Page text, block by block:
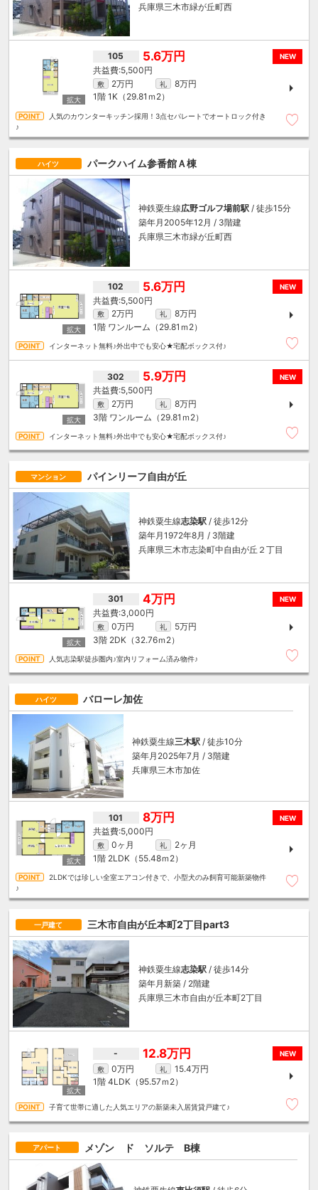
兵庫県三木市緑が丘町西
NEW
105 5.6万円
5,500円
敷 2万円 礼
8万円
1階 1K（29.81ｍ 2）
人気のカウンターキッチン採用！3点セパレートでオートロック付き
♪
ハイツ パークハイム参番館Ａ棟
神鉄粟生線広野ゴルフ場前駅 / 徒歩15分
築年月2005年12月 / 3階建
兵庫県三木市緑が丘町西
NEW
102 5.6万円
5,500円
敷 2万円 礼
8万円
1階 ワンルーム（29.81ｍ 2）
インターネット無料♪外出中でも安心★宅配ボックス付♪
NEW
302 5.9万円
5,500円
敷 2万円 礼
8万円
3階 ワンルーム（29.81ｍ 2）
インターネット無料♪外出中でも安心★宅配ボックス付♪
マンション パインリーフ自由が丘
神鉄粟生線志染駅 / 徒歩12分
築年月1972年8月 / 3階建
兵庫県三木市志染町中自由が丘２丁目
NEW
301 4万円
3,000円
敷 0万円 礼
5万円
3階 2DK（32.76ｍ 2）
人気志染駅徒歩圏内♪室内リフォーム済み物件♪
ハイツ バローレ加佐
神鉄粟生線三木駅/ 徒歩10分
築年月2025年7月 / 3階建
兵庫県三木市加佐
NEW
101 8万円
5,000円
敷 0ヶ月 礼
2ヶ月
1階 2LDK（55.48ｍ 2）
2LDKでは珍しい全室エアコン付きで、小型犬のみ飼育可能新築物件
♪
一戸建て 三木市自由が丘本町2丁目part3
神鉄粟生線志染駅/ 徒歩14分
築年月新築 / 2階建
兵庫県三木市自由が丘本町2丁目
NEW
- 12.8万円
敷 0万円 礼
15.4万円
1階 4LDK（95.57ｍ 2）
子育て世帯に適した人気エリアの新築未入居賃貸戸建て♪
アパート メゾン ド ソルテ B棟